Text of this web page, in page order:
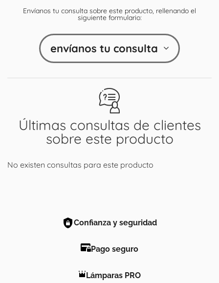
Últimas consultas de clientes
sobre este producto
No existen consultas para este producto
Envíanos tu consulta sobre este producto, rellenando el
siguiente formulario:
envíanos tu consulta
Confianza y seguridad
Pago seguro
Lámparas PRO